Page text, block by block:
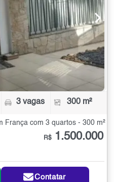
3 vagas 300 m²
França com 3 quartos - 300 m²
R$ 1.500.000
Contatar